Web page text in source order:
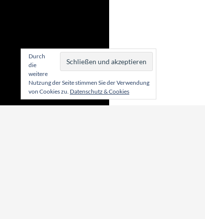
Durch
die
weitere
Nutzung der Seite stimmen Sie der Verwendung
von Cookies zu. Datenschutz & Cookies